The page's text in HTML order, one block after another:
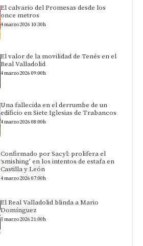
El calvario del Promesas desde los
once metros
4 marzo 2026 10:30h
El valor de la movilidad de Tenés en el
Real Valladolid
4 marzo 2026 09:00h
Una fallecida en el derrumbe de un
edificio en Siete Iglesias de Trabancos
4 marzo 2026 08:00h
Confirmado por Sacyl: prolifera el
‘smishing’ en los intentos de estafa en
Castilla y León
4 marzo 2026 07:00h
El Real Valladolid blinda a Mario
Domínguez
3 marzo 2026 21:00h